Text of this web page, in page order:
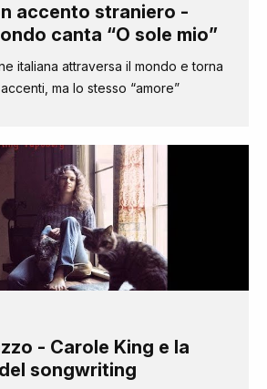
accento straniero -
canta “O sole mio”
italiana attraversa il mondo e torna
ma lo stesso “amore”
- Carole King e la
songwriting